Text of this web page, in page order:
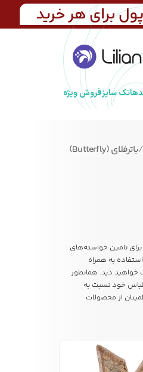
تک سایزفروش ویژه
/باترفلای (Butterfly)
برای تامین خواسته‌های
به همراه
خواهید دید. همانطور
خود نسبت به
از محصولات